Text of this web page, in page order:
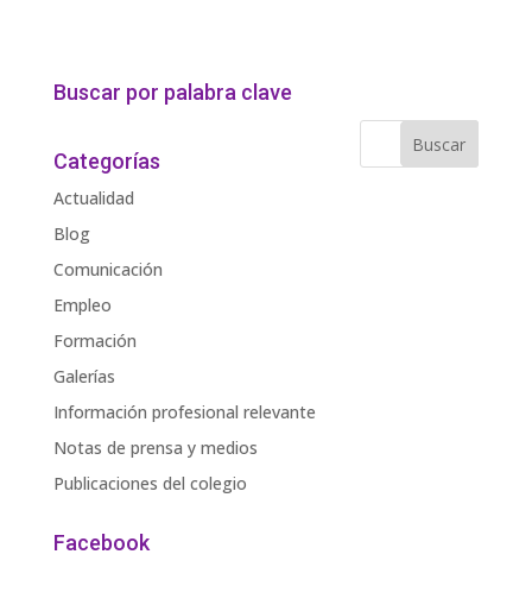
Buscar por palabra clave
Categorías
Actualidad
Blog
Comunicación
Empleo
Formación
Galerías
Información profesional relevante
Notas de prensa y medios
Publicaciones del colegio
Facebook